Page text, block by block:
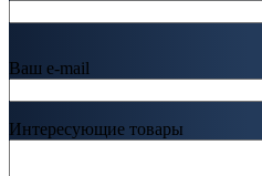
Ваш e-mail
Интересующие товары